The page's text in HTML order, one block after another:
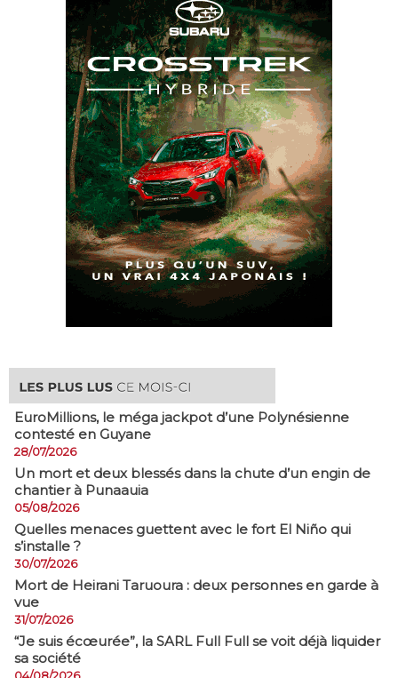
EuroMillions, ​le méga jackpot d’une Polynésienne
contesté en Guyane
28/07/2026
​Un mort et deux blessés dans la chute d’un engin de
chantier à Punaauia
05/08/2026
Quelles menaces guettent avec le fort El Niño qui
s’installe ?
30/07/2026
Mort de Heirani Taruoura : deux personnes en garde à
vue
31/07/2026
​“Je suis écœurée”, la SARL Full Full se voit déjà liquider
sa société